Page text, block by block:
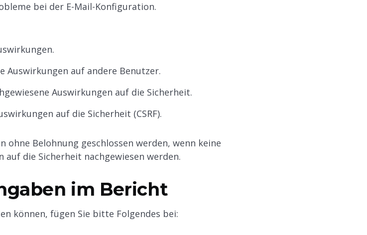
bei der E-Mail-Konfiguration.
Auswirkungen auf andere Benutzer.
Auswirkungen auf die Sicherheit.
auf die Sicherheit (CSRF).
ohne Belohnung geschlossen werden, wenn keine
die Sicherheit nachgewiesen werden.
im Bericht
können, fügen Sie bitte Folgendes bei: